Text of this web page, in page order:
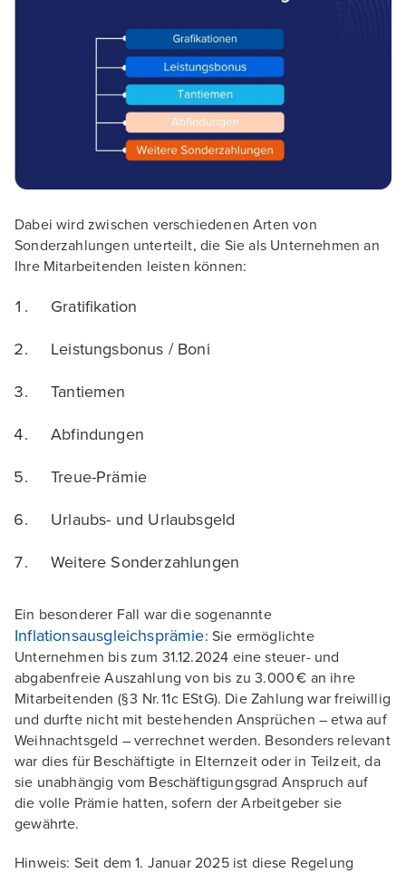
Dabei wird zwischen verschiedenen Arten von
Sonderzahlungen unterteilt, die Sie als Unternehmen an
Ihre Mitarbeitenden leisten können:
Gratifikation
Leistungsbonus / Boni
Tantiemen
Abfindungen
Treue-Prämie
Urlaubs- und Urlaubsgeld
Weitere Sonderzahlungen
Ein besonderer Fall war die sogenannte
Inflationsausgleichsprämie: Sie ermöglichte
Unternehmen bis zum 31.12.2024 eine steuer- und
abgabenfreie Auszahlung von bis zu 3.000 € an ihre
Mitarbeitenden (§ 3 Nr. 11c EStG). Die Zahlung war freiwillig
und durfte nicht mit bestehenden Ansprüchen – etwa auf
Weihnachtsgeld – verrechnet werden. Besonders relevant
war dies für Beschäftigte in Elternzeit oder in Teilzeit, da
sie unabhängig vom Beschäftigungsgrad Anspruch auf
die volle Prämie hatten, sofern der Arbeitgeber sie
gewährte.
Hinweis: Seit dem 1. Januar 2025 ist diese Regelung